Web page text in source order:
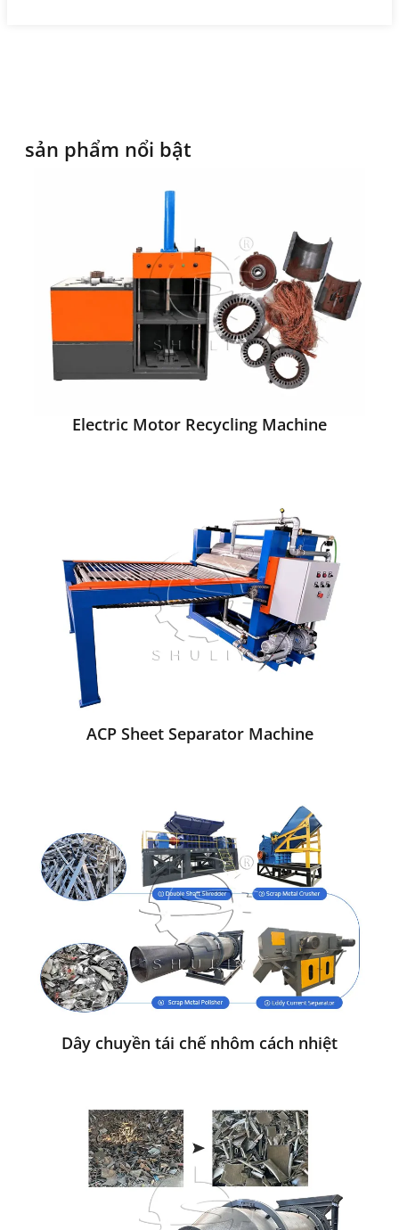
sản phẩm nổi bật
Electric Motor Recycling Machine
ACP Sheet Separator Machine
Dây chuyền tái chế nhôm cách nhiệt